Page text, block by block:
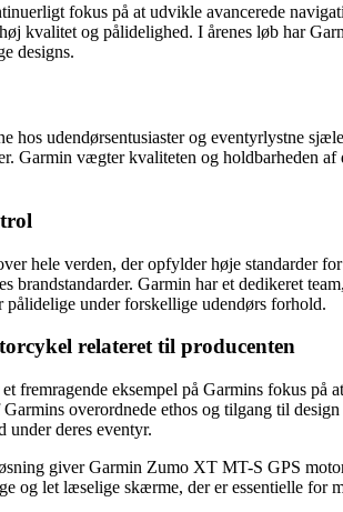
fokus på at udvikle avancerede
kvalitet og pålidelighed. I årenes løb har
designs.
hos udendørsentusiaster og eventyrlystne
Garmin vægter kvaliteten og holdbarheden
hele verden, der opfylder høje standarder
brandstandarder. Garmin har et dedikeret
under forskellige udendørs forhold.
relateret til producenten
eksempel på Garmins fokus på
overordnede ethos og tilgang til
under deres eventyr.
giver Garmin Zumo XT MT-S GPS
og let læselige skærme, der er essentielle for